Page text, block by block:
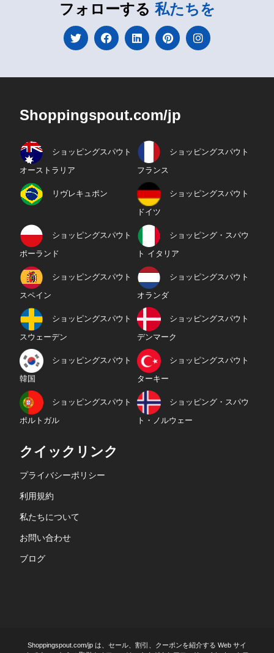
フォローする 私たちを
Shoppingspout.com/jp
ショッピングスパウト
オーストラリア
ショッピングスパウト
フランス
リヴレキュポン ショッピングスパウト
ドイツ
ショッピングスパウト
ポーランド
ショッピング・スパウ
ト イタリア
ショッピングスパウト
スペイン
ショッピングスパウト
オランダ
ショッピングスパウト
スウェーデン
ショッピングスパウト
デンマーク
ショッピングスパウト
韓国
ショッピングスパウト
ターキー
ショッピングスパウト
ポルトガル
ショッピング・スパウ
ト・ノルウェー
クイックリンク
プライバシーポリシー
利用規約
私たちについて
お問い合わせ
ブログ
Shoppingspout.com/jp は、セール、割引、クーポンを紹介する Web サイ